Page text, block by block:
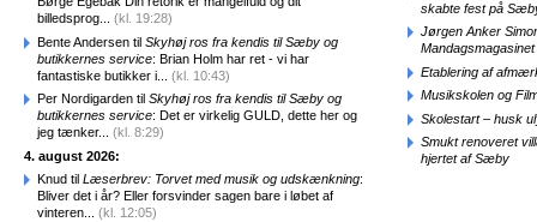
billedsprog... (kl. 19:28)
Bente Andersen til Skyhøj ros fra kendis til Sæby og
butikkernes service: Brian Holm har ret - vi har
fantastiske butikker i... (kl. 10:43)
Per Nordigarden til Skyhøj ros fra kendis til Sæby og
butikkernes service: Det er virkelig GULD, dette her og
jeg tænker... (kl. 8:29)
4. august 2026:
Knud til Læserbrev: Torvet med musik og udskænkning:
Bliver det i år? Eller forsvinder sagen bare i løbet af
vinteren... (kl. 12:05)
skabte fest på
Jørgen Anker
Mandagsmagasinet
Etablering af
Musikskolen og
Skolestart – husk
Smukt renoveret
hjertet af Sæby